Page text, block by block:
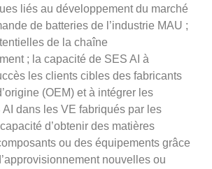
liés au développement du marché
de batteries de l’industrie MAU ;
de la chaîne
; la capacité de SES AI à
les clients cibles des fabricants
(OEM) et à intégrer les
dans les VE fabriqués par les
d’obtenir des matières
ou des équipements grâce
nouvelles ou